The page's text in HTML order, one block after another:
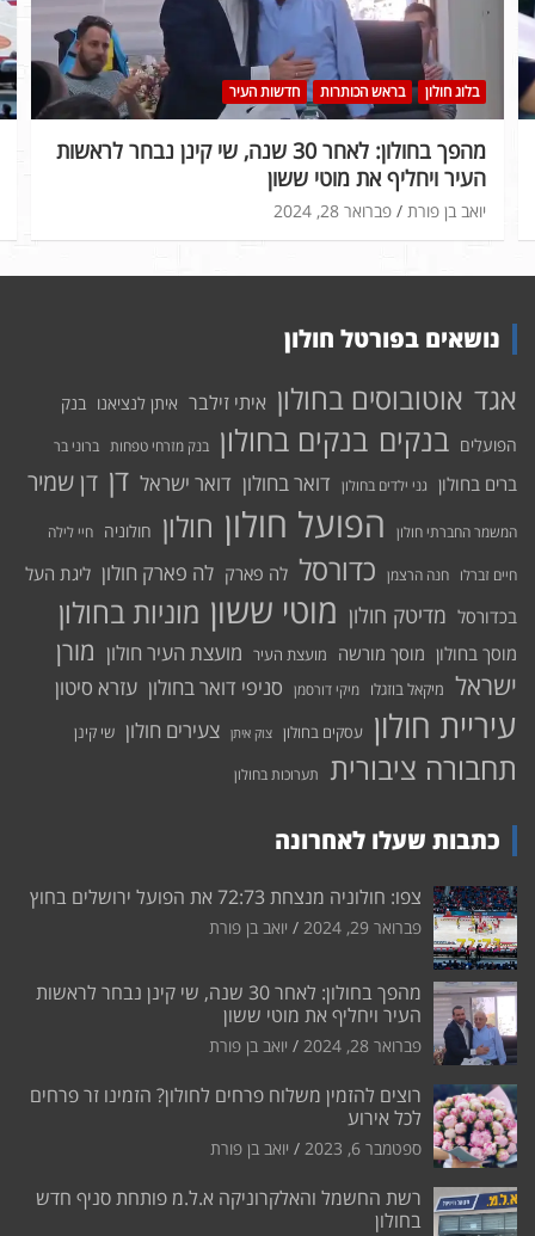
בלוג חולון בראש הכותרות חדשות העיר
מהפך בחולון: לאחר 30 שנה, שי קינן נבחר לראשות
העיר ויחליף את מוטי ששון
פברואר 28, 2024 יואב בן פורת
נושאים בפורטל חולון
אגד אוטובוסים בחולון איתי זילבר איתן לנציאנו בנק
הפועלים בנקים בנקים בחולון בנק מזרחי טפחות ברוני בר
ברים בחולון גני ילדים בחולון דואר בחולון דואר ישראל דן דן שמיר
המשמר החברתי חולון הפועל חולון חולון חולוניה חיי לילה
חיים זברלו חנה הרצמן כדורסל לה פארק לה פארק חולון ליגת העל
בכדורסל מדיטק חולון מוטי ששון מוניות בחולון
מוסך בחולון מוסך מורשה מועצת העיר מועצת העיר חולון מורן
ישראל מיקאל בוזגלו מיקי דורסמן סניפי דואר בחולון עזרא סיטון
עיריית חולון עסקים בחולון צוק איתן צעירים חולון שי קינן
תחבורה ציבורית תערוכות בחולון
כתבות שעלו לאחרונה
צפו: חולוניה מנצחת 72:73 את הפועל ירושלים בחוץ
פברואר 29, 2024 יואב בן פורת
מהפך בחולון: לאחר 30 שנה, שי קינן נבחר לראשות
העיר ויחליף את מוטי ששון
פברואר 28, 2024 יואב בן פורת
רוצים להזמין משלוח פרחים לחולון? הזמינו זר פרחים
לכל אירוע
ספטמבר 6, 2023 יואב בן פורת
רשת החשמל והאלקרוניקה א.ל.מ פותחת סניף חדש
בחולון